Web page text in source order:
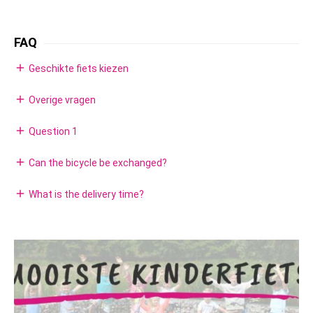
FAQ
add Geschikte fiets kiezen
add Overige vragen
add Question 1
add Can the bicycle be exchanged?
add What is the delivery time?